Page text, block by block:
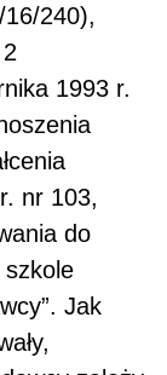
240),
1993 r.
nr 103,
do
szkole
Jak